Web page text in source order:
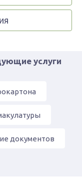
услуги
документов